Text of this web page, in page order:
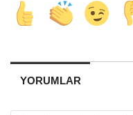
YORUMLAR